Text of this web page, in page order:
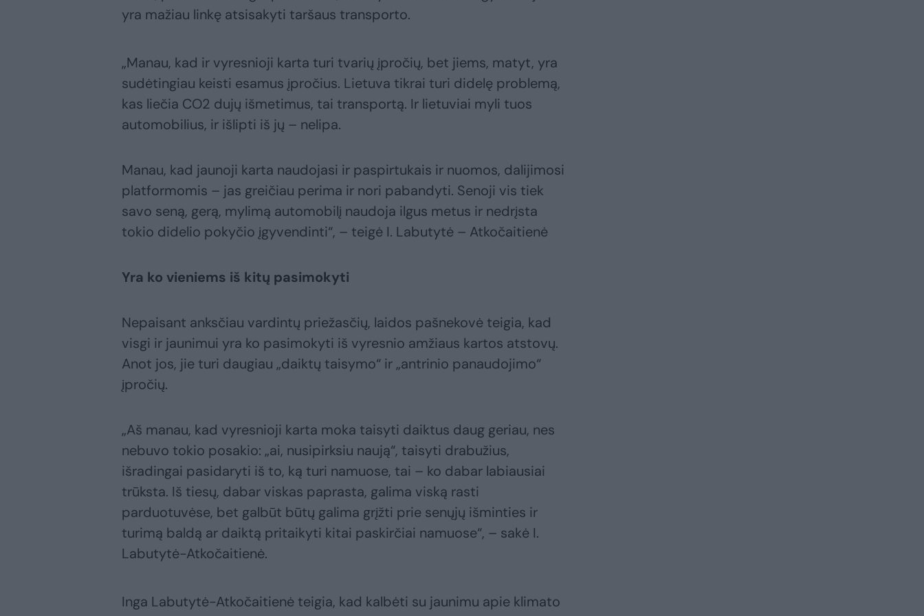
yra mažiau linkę atsisakyti taršaus transporto.
„Manau, kad ir vyresnioji karta turi tvarių įpročių, bet jiems, matyt, yra
sudėtingiau keisti esamus įpročius. Lietuva tikrai turi didelę problemą,
kas liečia CO2 dujų išmetimus, tai transportą. Ir lietuviai myli tuos
automobilius, ir išlipti iš jų – nelipa.
Manau, kad jaunoji karta naudojasi ir paspirtukais ir nuomos, dalijimosi
platformomis – jas greičiau perima ir nori pabandyti. Senoji vis tiek
savo seną, gerą, mylimą automobilį naudoja ilgus metus ir nedrįsta
tokio didelio pokyčio įgyvendinti“, – teigė I. Labutytė – Atkočaitienė
Yra ko vieniems iš kitų pasimokyti
Nepaisant anksčiau vardintų priežasčių, laidos pašnekovė teigia, kad
visgi ir jaunimui yra ko pasimokyti iš vyresnio amžiaus kartos atstovų.
Anot jos, jie turi daugiau „daiktų taisymo“ ir „antrinio panaudojimo“
įpročių.
„Aš manau, kad vyresnioji karta moka taisyti daiktus daug geriau, nes
nebuvo tokio posakio: „ai, nusipirksiu naują“, taisyti drabužius,
išradingai pasidaryti iš to, ką turi namuose, tai – ko dabar labiausiai
trūksta. Iš tiesų, dabar viskas paprasta, galima viską rasti
parduotuvėse, bet galbūt būtų galima grįžti prie senųjų išminties ir
turimą baldą ar daiktą pritaikyti kitai paskirčiai namuose“, – sakė I.
Labutytė-Atkočaitienė.
Inga Labutytė-Atkočaitienė teigia, kad kalbėti su jaunimu apie klimato